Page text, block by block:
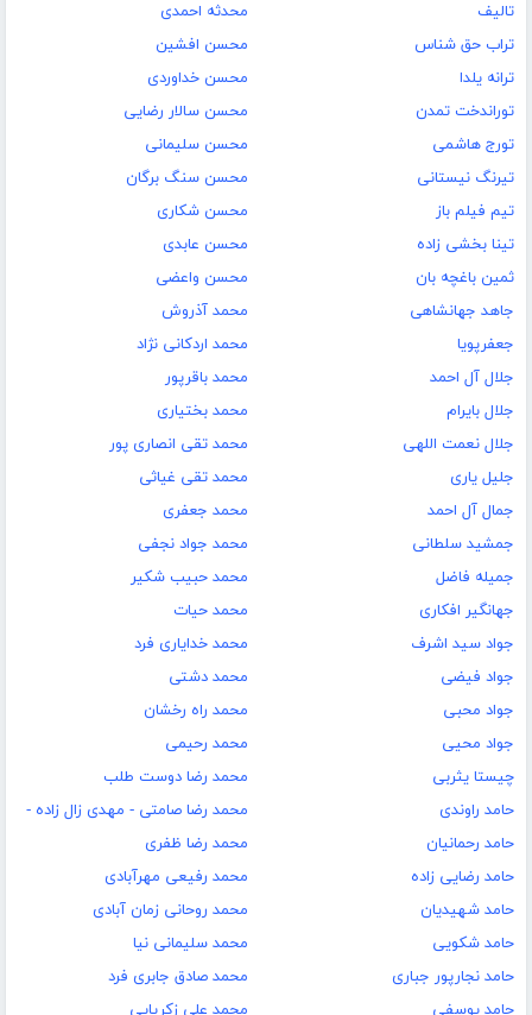
تالیف
تراب حق شناس
ترانه یلدا
توراندخت تمدن
تورج هاشمی
تیرنگ نیستانی
تیم فیلم باز
تینا بخشی زاده
ثمین باغچه بان
جاهد جهانشاهی
جعفرپویا
جلال آل احمد
جلال بایرام
جلال نعمت‌ اللهی
جلیل یاری
جمال آل احمد
جمشید سلطانی
جمیله فاضل
جهانگیر افکاری
جواد سید اشرف
جواد فیضی
جواد محبی
جواد محیی
چیستا یثربی
حامد راوندی
حامد رحمانیان
حامد رضایی زاده
حامد شهیدیان
حامد شکویی
حامد نجارپور جباری
حامد یوسفی
محدثه احمدی
محسن افشین
محسن خداوردی
محسن سالار رضایی
محسن سلیمانی
محسن سنگ برگان
محسن شکاری
محسن عابدی
محسن واعضی
محمد آذروش
محمد اردکانی نژاد
محمد باقرپور
محمد بختیاری
محمد تقی انصاری پور
محمد تقی غیاثی
محمد جعفری
محمد جواد نجفى
محمد حبیب شکیر
محمد حیات
محمد خدایاری فرد
محمد دشتی
محمد راه رخشان
محمد رحیمی
محمد رضا دوست طلب
محمد رضا صامتی - مهدی زال زاده -
محمد رضا ظفری
محمد رفیعی مهرآبادی
محمد روحانی زمان آبادی
محمد سلیمانی نیا
محمد صادق جابری فرد
محمد علي زكريايي